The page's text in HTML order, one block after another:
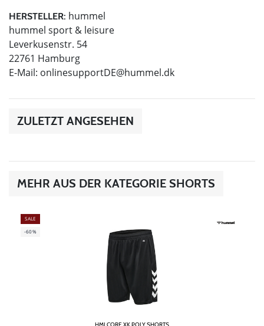
HERSTELLER: hummel
hummel sport & leisure
Leverkusenstr. 54
22761 Hamburg
E-Mail: onlinesupportDE@hummel.dk
ZULETZT ANGESEHEN
MEHR AUS DER KATEGORIE SHORTS
SALE
-60%
HMLCORE XK POLY SHORTS